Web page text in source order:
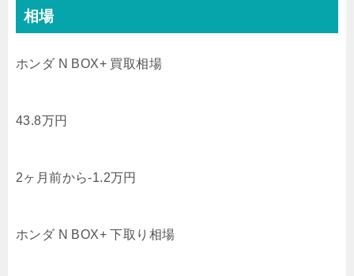
相場
ホンダ N BOX+ 買取相場
43.8万円
2ヶ月前から-1.2万円
ホンダ N BOX+ 下取り相場